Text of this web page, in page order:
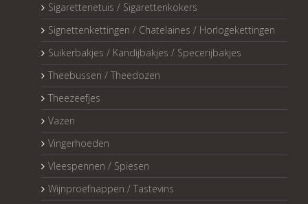
Sigarettenetuis / Sigarettenkokers
Signettenkettingen / Chatelaines / Horlogekettingen
Suikerbakjes / Kandijbakjes / Specerijbakjes
Theebussen / Theedozen
Theezeefjes
Vazen
Vingerhoeden
Vleespennen / Spiesen
Wijnproefnappen / Tastevins